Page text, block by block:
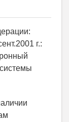
г.: